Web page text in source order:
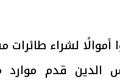
أموالًا لشراء
قدم موارد